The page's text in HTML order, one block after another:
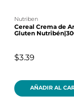
nutriben
Cereal Crema de
Gluten
$3.39
AÑADIR AL